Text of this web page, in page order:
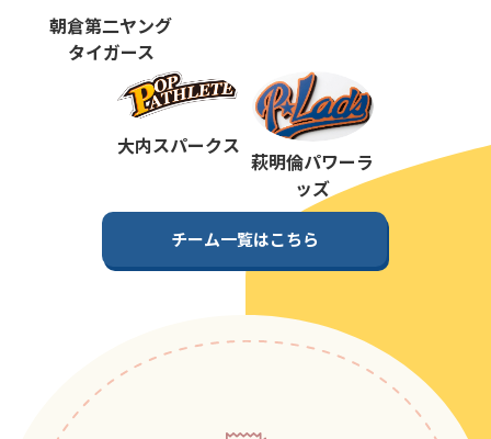
第7回
第6回 ポップアスリートカップ
第5回 ポップアスリートカップ
ポップアスリートカップ
ポップアスリートカップ
ポップアスリートカップ
朝倉第二ヤング
タイガース
大内スパークス
萩明倫パワーラ
ッズ
チーム一覧はこちら